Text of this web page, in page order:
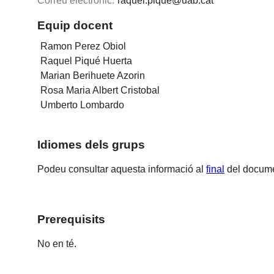
Equip docent
Ramon Perez Obiol
Raquel Piqué Huerta
Marian Berihuete Azorin
Rosa Maria Albert Cristobal
Umberto Lombardo
Idiomes dels grups
Podeu consultar aquesta informació alfinal del
Prerequisits
No en té.